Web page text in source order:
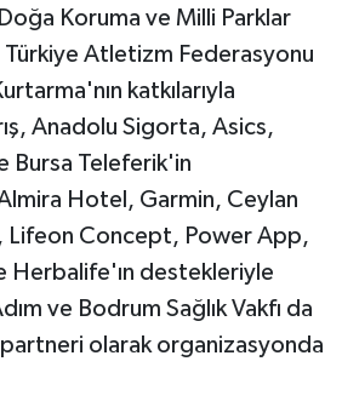
Koruma ve Milli Parklar
Atletizm Federasyonu
katkılarıyla
Anadolu Sigorta, Asics,
Bursa Teleferik'in
Hotel, Garmin, Ceylan
Lifeon Concept, Power App,
Herbalife'ın destekleriyle
ve Bodrum Sağlık Vakfı da
olarak organizasyonda